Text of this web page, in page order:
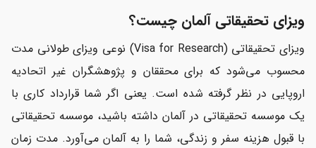
ویزای تحقیقاتی آلمان چیست؟
ویزای تحقیقاتی (Visa for Research) نوعی ویزای طولانی مدت
محسوب می‌شود که برای محققان و پژوهشگران غیر اتحادیه
اروپایی در نظر گرفته شده است. یعنی اگر شما قرارداد کاری با
یک موسسه تحقیقاتی در آلمان داشته باشید، موسسه تحقیقاتی
با قبول هزینه سفر و زندگی، شما را به آلمان می‌آورد. مدت زمان